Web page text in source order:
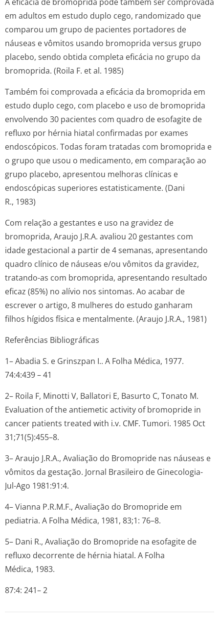
em adultos em estudo duplo cego, randomizado que
comparou um grupo de pacientes portadores de
náuseas e vômitos usando bromoprida versus grupo
placebo, sendo obtida completa eficácia no grupo da
bromoprida. (Roila F. et al. 1985)
Também foi comprovada a eficácia da bromoprida em
estudo duplo cego, com placebo e uso de bromoprida
envolvendo 30 pacientes com quadro de esofagite de
refluxo por hérnia hiatal confirmadas por exames
endoscópicos. Todas foram tratadas com bromoprida e
o grupo que usou o medicamento, em comparação ao
grupo placebo, apresentou melhoras clínicas e
endoscópicas superiores estatisticamente. (Dani
R., 1983)
Com relação a gestantes e uso na gravidez de
bromoprida, Araujo J.R.A. avaliou 20 gestantes com
idade gestacional a partir de 4 semanas, apresentando
quadro clínico de náuseas e/ou vômitos da gravidez,
tratando-as com bromoprida, apresentando resultado
eficaz (85%) no alívio nos sintomas. Ao acabar de
escrever o artigo, 8 mulheres do estudo ganharam
filhos hígidos física e mentalmente. (Araujo J.R.A., 1981)
Referências Bibliográficas
1– Abadia S. e Grinszpan I.. A Folha Médica, 1977.
74:4:439 – 41
2– Roila F, Minotti V, Ballatori E, Basurto C, Tonato M.
Evaluation of the antiemetic activity of bromopride in
cancer patients treated with i.v. CMF. Tumori. 1985 Oct
31;71(5):455–8.
3– Araujo J.R.A., Avaliação do Bromopride nas náuseas e
vômitos da gestação. Jornal Brasileiro de Ginecologia-
Jul-Ago 1981:91:4.
4– Vianna P.R.M.F., Avaliação do Bromopride em
pediatria. A Folha Médica, 1981, 83;1: 76–8.
5– Dani R., Avaliação do Bromopride na esofagite de
refluxo decorrente de hérnia hiatal. A Folha
Médica, 1983.
87:4: 241– 2